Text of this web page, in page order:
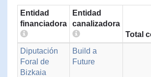
Entidad
financiadora
Entidad
canalizadora
Total
Diputación
Foral de
Bizkaia
Build a
Future